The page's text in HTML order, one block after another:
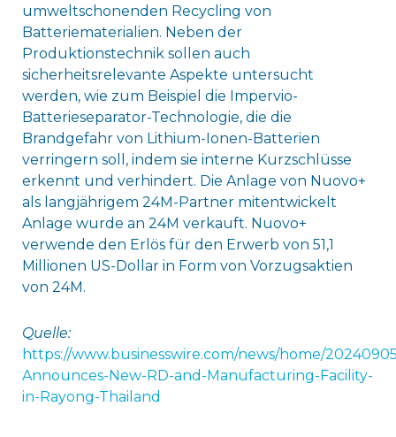
umweltschonenden Recycling von
Batteriematerialien. Neben der
Produktionstechnik sollen auch
sicherheitsrelevante Aspekte untersucht
werden, wie zum Beispiel die Impervio-
Batterieseparator-Technologie, die die
Brandgefahr von Lithium-Ionen-Batterien
verringern soll, indem sie interne Kurzschlüsse
erkennt und verhindert. Die Anlage von Nuovo+
als langjährigem 24M-Partner mitentwickelt
Anlage wurde an 24M verkauft. Nuovo+
verwende den Erlös für den Erwerb von 51,1
Millionen US-Dollar in Form von Vorzugsaktien
von 24M.
Quelle:
https://www.businesswire.com/news/home/
Announces-New-RD-and-Manufacturing-Facility-
in-Rayong-Thailand